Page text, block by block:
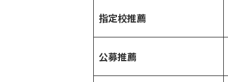
指定校推薦
公募推薦